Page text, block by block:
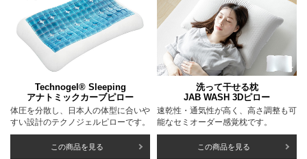
Technogel® Sleeping
アナトミックカーブピロー
体圧を分散し、日本人の体型に合いや
すい設計のテクノジェルピローです。
この商品を見る
洗って干せる枕
JAB WASH 3Dピロー
速乾性・通気性が高く、高さ調整も可
能なセミオーダー感覚枕です。
この商品を見る